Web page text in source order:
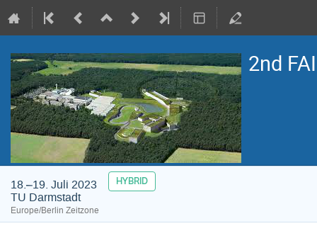
2nd
18.–19. Juli 2023 HYBRID
TU Darmstadt
Europe/Berlin Zeitzone